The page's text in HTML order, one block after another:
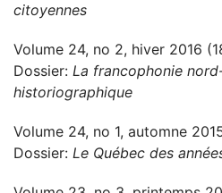
citoyennes
Volume 24, no 2, hiver 2016
Dossier: La francophonie
historiographique
Volume 24, no 1, automne
Dossier: Le Québec des